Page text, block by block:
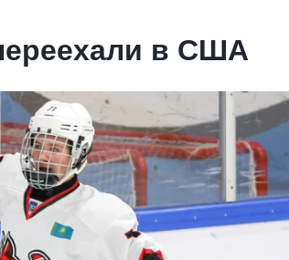
в США